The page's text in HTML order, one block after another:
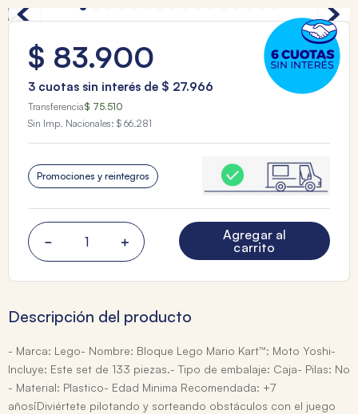
$ 83.900
3 cuotas sin interés de $ 27.966
Transferencia$ 75.510
Sin Imp. Nacionales: $ 66.281
Promociones y reintegros
＋
－
Agregar al
carrito
Descripción del producto
- Marca: Lego- Nombre: Bloque Lego Mario Kart™: Moto Yoshi-
Incluye: Este set de 133 piezas.- Tipo de embalaje: Caja- Pilas: No
- Material: Plastico- Edad Minima Recomendada: +7
años¡Diviértete pilotando y sorteando obstáculos con el juego